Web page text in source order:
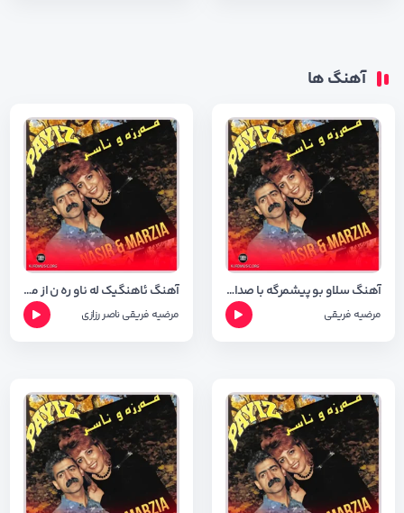
آهنگ ها
آهنگ سلاو بو پیشمرگه با صدای مرضیه فریقی با کیفیت ۳۲۰
مرضیه فریقی
آهنگ ئاهنگیک له ناو ره ن از مرضیه فریقی و ناصر رزازی ( البوم پاییز )
مرضیه فریقیناصر رزازی